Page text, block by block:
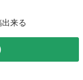
来る